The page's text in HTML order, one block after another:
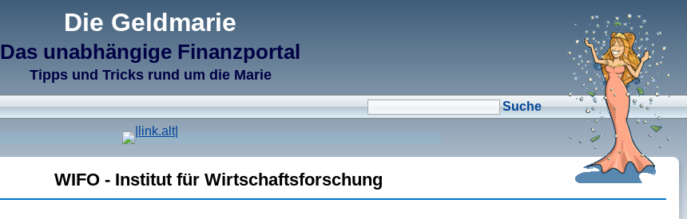
Die Geldmarie
Das unabhängige Finanzportal
Tipps und Tricks rund um die Marie
WIFO - Institut für Wirtschaftsforschung
↑M
Validate HTML
↑N
Validate CSS
↑L Check Links
↑A Admin
↑F Manage Files
↑E Edit page
↑C Create New Page
↑X Log Out